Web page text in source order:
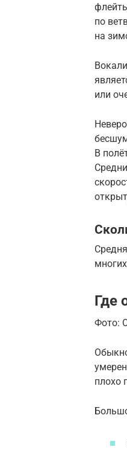
по
на
или
В
Где
Фото:
плохо